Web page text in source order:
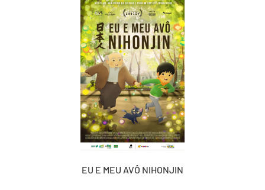
EU E MEU AVÔ NIHONJIN